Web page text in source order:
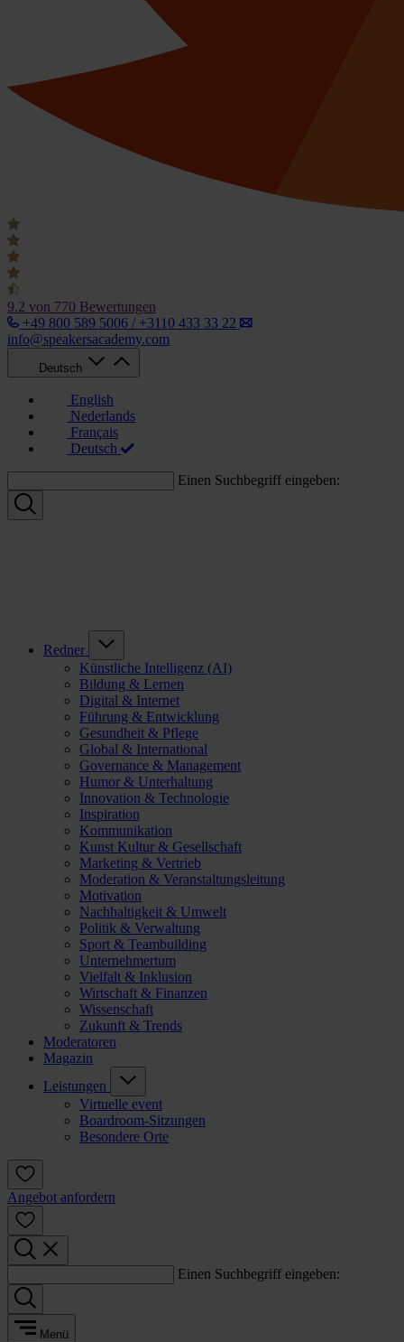
9.2 von 770 Bewertungen
+49 800 589 5006 / +3110 433 33 22
info@speakersacademy.com
Deutsch
English
Nederlands
Français
Deutsch
Einen Suchbegriff eingeben:
Redner
Künstliche Intelligenz (AI)
Bildung & Lernen
Digital & Internet
Führung & Entwicklung
Gesundheit & Pflege
Global & International
Governance & Management
Humor & Unterhaltung
Innovation & Technologie
Inspiration
Kommunikation
Kunst Kultur & Gesellschaft
Marketing & Vertrieb
Moderation & Veranstaltungsleitung
Motivation
Nachhaltigkeit & Umwelt
Politik & Verwaltung
Sport & Teambuilding
Unternehmertum
Vielfalt & Inklusion
Wirtschaft & Finanzen
Wissenschaft
Zukunft & Trends
Moderatoren
Magazin
Leistungen
Virtuelle event
Boardroom-Sitzungen
Besondere Orte
Angebot anfordern
Einen Suchbegriff eingeben:
Menü